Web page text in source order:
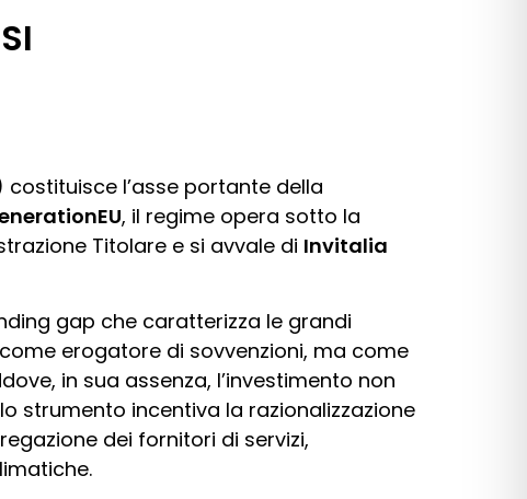
costituisce l’asse portante della
, il regime opera sotto la
Titolare e si avvale di Invitalia
gap che caratterizza le grandi
erogatore di sovvenzioni, ma come
in sua assenza, l’investimento non
strumento incentiva la razionalizzazione
dei fornitori di servizi,